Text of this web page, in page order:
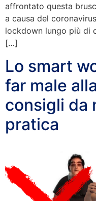
affrontato questa
a causa del
lockdown lungo più di
[…]
Lo smart
far male
consigli da
pratica